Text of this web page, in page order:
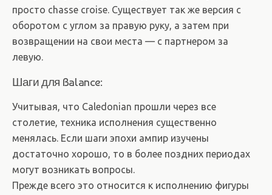
просто chasse croise. Существует так же версия с
оборотом с углом за правую руку, а затем при
возвращении на свои места — с партнером за
левую.
Шаги для Balance:
Учитывая, что Caledonian прошли через все
столетие, техника исполнения существенно
менялась. Если шаги эпохи ампир изучены
достаточно хорошо, то в более поздних периодах
могут возникать вопросы.
Прежде всего это относится к исполнению фигуры